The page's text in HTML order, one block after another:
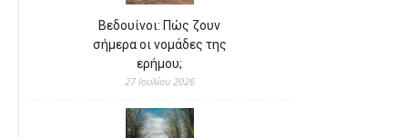
Βεδουίνοι: Πώς ζουν
σήμερα οι νομάδες της
ερήμου;
27 Ιουλίου 2026